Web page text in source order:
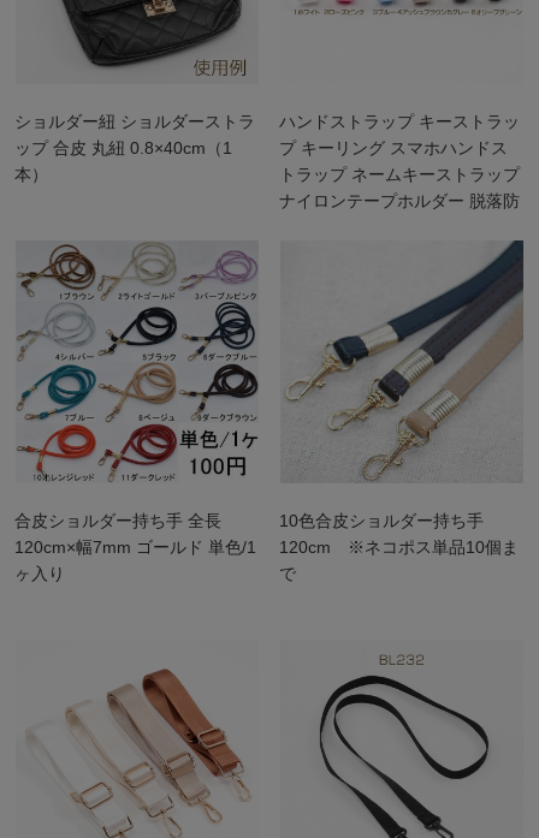
ショルダー紐 ショルダーストラ
ップ 合皮 丸紐 0.8×40cm（1
本）
ハンドストラップ キーストラッ
プ キーリング スマホハンドス
トラップ ネームキーストラップ
ナイロンテープホルダー 脱落防
合皮ショルダー持ち手 全長
120cm×幅7mm ゴールド 単色/1
ヶ入り
10色合皮ショルダー持ち手
120cm ※ネコポス単品10個ま
で